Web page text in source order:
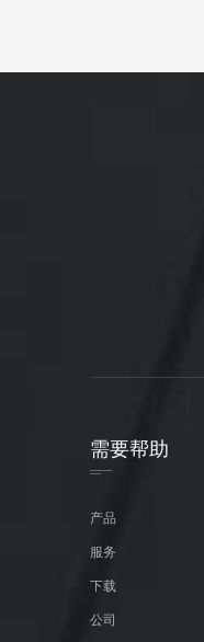
需要帮助
产品
服务
下载
公司